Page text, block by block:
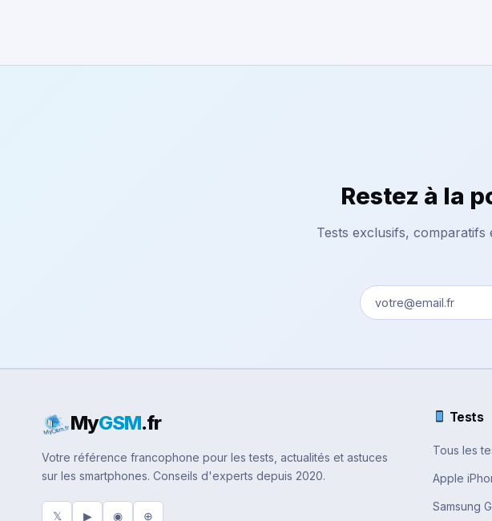
Restez à la
Tests exclusifs, comparatifs
MyGSM.fr
Votre référence francophone pour les tests, actualités et astuces
sur les smartphones. Conseils d'experts depuis 2020.
𝕏 ▶ ◉ ⊕
Tests
Tous les
Apple
Samsung